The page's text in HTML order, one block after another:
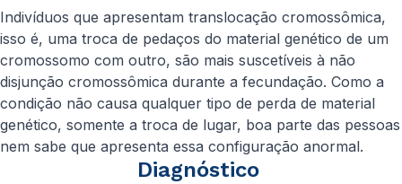
Indivíduos que apresentam translocação cromossômica,
isso é, uma troca de pedaços do material genético de um
cromossomo com outro, são mais suscetíveis à não
disjunção cromossômica durante a fecundação. Como a
condição não causa qualquer tipo de perda de material
genético, somente a troca de lugar, boa parte das pessoas
nem sabe que apresenta essa configuração anormal.
Diagnóstico